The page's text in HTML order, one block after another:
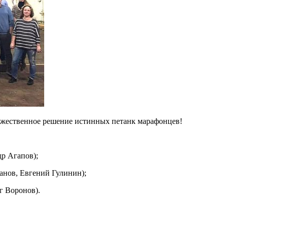
решение истинных петанк марафонцев!
Агапов);
Евгений Гулинин);
Воронов).